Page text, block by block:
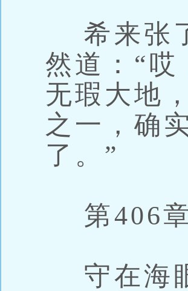
希来张
然道：“
无瑕大地
之一，确
了。”
第406
守在海